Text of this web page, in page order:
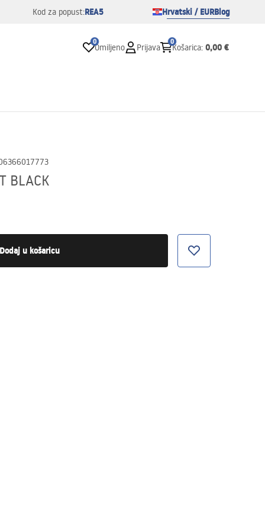
Kod za popust:REA5 Hrvatski / EURBlog
0
Omiljeno Prijava
0
Košarica: 0,00 €
BLACK
Dodaj u košaricu